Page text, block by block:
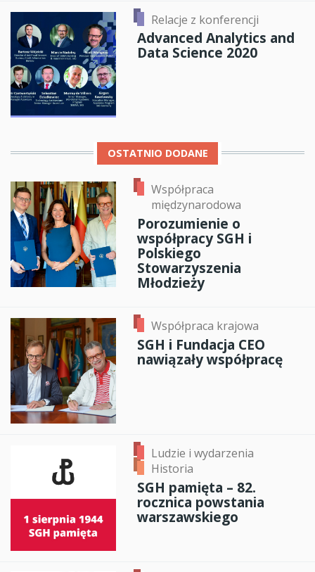
Relacje z konferencji
Advanced Analytics and
Data Science 2020
OSTATNIO DODANE
Współpraca
międzynarodowa
Porozumienie o
współpracy SGH i
Polskiego
Stowarzyszenia
Młodzieży
Współpraca krajowa
SGH i Fundacja CEO
nawiązały współpracę
Ludzie i wydarzenia
Historia
SGH pamięta – 82.
rocznica powstania
warszawskiego